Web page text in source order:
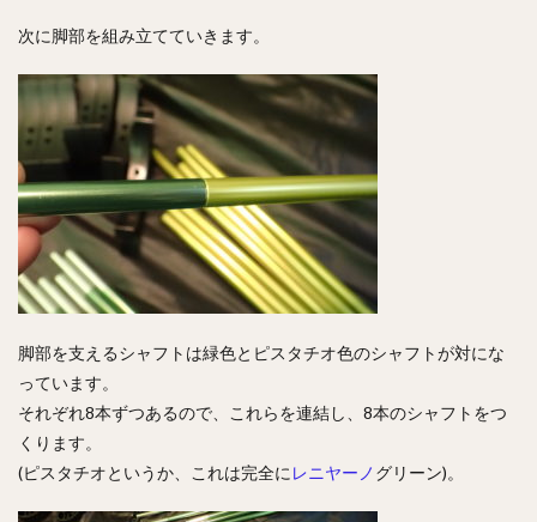
次に脚部を組み立てていきます。
脚部を支えるシャフトは緑色とピスタチオ色のシャフトが対にな
っています。
それぞれ8本ずつあるので、これらを連結し、8本のシャフトをつ
くります。
(ピスタチオというか、これは完全に レニヤーノ グリーン)。